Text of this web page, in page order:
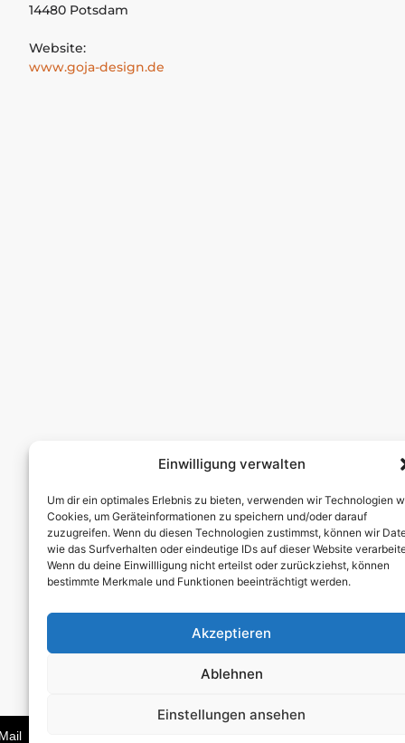
Einwilligung verwalten
Um dir ein optimales Erlebnis zu bieten, verwenden wir Technologien
Cookies, um Geräteinformationen zu speichern und/oder darauf
zuzugreifen. Wenn du diesen Technologien zustimmst, können wir
wie das Surfverhalten oder eindeutige IDs auf dieser Website
Wenn du deine Einwillligung nicht erteilst oder zurückziehst, können
bestimmte Merkmale und Funktionen beeinträchtigt werden.
Akzeptieren
Ablehnen
Einstellungen ansehen
14480 Potsdam
Website:
www.goja-design.de